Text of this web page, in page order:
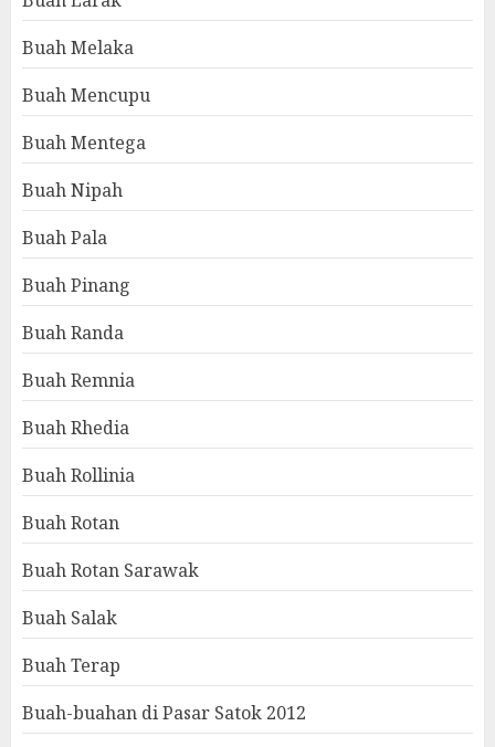
Buah Melaka
Buah Mencupu
Buah Mentega
Buah Nipah
Buah Pala
Buah Pinang
Buah Randa
Buah Remnia
Buah Rhedia
Buah Rollinia
Buah Rotan
Buah Rotan Sarawak
Buah Salak
Buah Terap
Buah-buahan di Pasar Satok 2012